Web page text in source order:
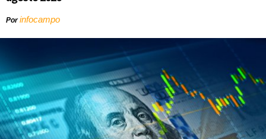
Porinfocampo